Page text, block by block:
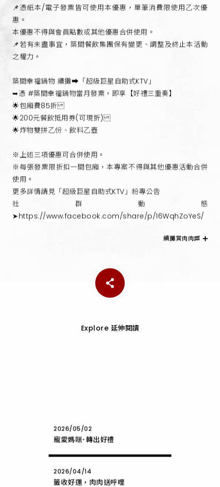
📌憑紙本/電子發票皆可使用本優惠，單筆消費限使用乙次優
惠。
本優惠不得與會員點數或其他優惠合併使用。
📌若有未盡事宜，築間餐飲集團保有變更、調整及終止本活動
之權力。
築間幸福鍋物 續攤➡️「超級巨星自助式KTV」
➥憑 #築間幸福鍋物當月發票，即享【好禮三重奏】
🌟包廂費85折
🌟200元餐飲抵用券(可現折)
🌟炸物雙拼乙份、飲料乙壺
※上述三項優惠可合併使用。
※每張發票限折扣一間包廂，本專案不得與其他優惠活動合併
使用。
更多詳情請見「超級巨星自助式KTV」粉專公告
社群動態
➤https://www.facebook.com/share/p/16WqhZoYeS/
續攤賞肉肉🥓
Explore 延伸閱讀
2026/05/02
寵愛媽咪･轉出好禮
2026/04/14
籤收好運，肉肉送呼哩